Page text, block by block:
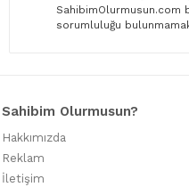
SahibimOlurmusun.com
sorumluluğu
Sahibim Olurmusun?
Hakkımızda
Reklam
İletişim